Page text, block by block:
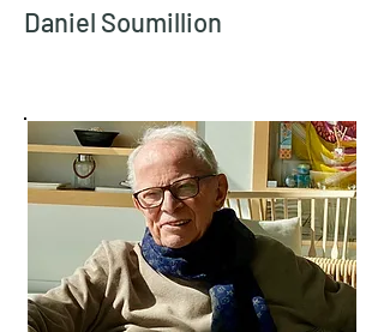
Daniel Soumillion